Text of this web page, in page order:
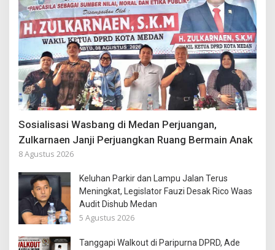
Sosialisasi Wasbang di Medan Perjuangan,
Zulkarnaen Janji Perjuangkan Ruang Bermain Anak
8 Agustus 2026
Keluhan Parkir dan Lampu Jalan Terus
Meningkat, Legislator Fauzi Desak Rico Waas
Audit Dishub Medan
5 Agustus 2026
Tanggapi Walkout di Paripurna DPRD, Ade